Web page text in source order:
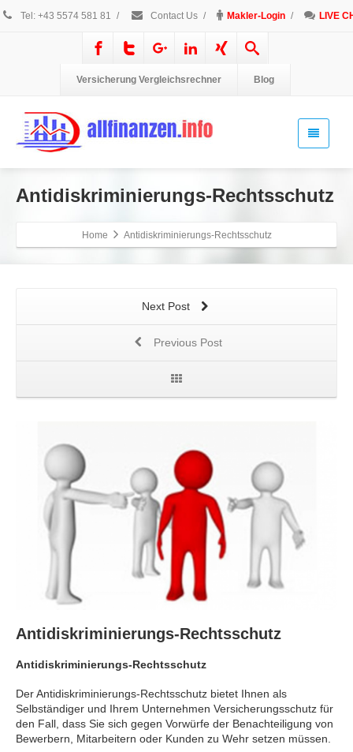
Tel: +43 5574 581 81 / Contact Us / Makler-Login / LIVE
Versicherung Vergleichsrechner Blog
Antidiskriminierungs-Rechtsschutz
Home Antidiskriminierungs-Rechtsschutz
Next Post
Previous Post
Antidiskriminierungs-Rechtsschutz
Antidiskriminierungs-Rechtsschutz
Der Antidiskriminierungs-Rechtsschutz bietet Ihnen als
Selbständiger und Ihrem Unternehmen Versicherungsschutz für
den Fall, dass Sie sich gegen Vorwürfe der Benachteiligung von
Bewerbern, Mitarbeitern oder Kunden zu Wehr setzen müssen.